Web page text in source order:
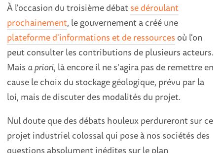
À l'occasion du troisième débatse déroulant
prochainement, le gouvernement a créé une
plateforme d'informations et de ressources où l'on
peut consulter les contributions de plusieurs acteurs.
Mais a priori, là encore il ne s'agira pas de remettre en
cause le choix du stockage géologique, prévu par la
loi, mais de discuter des modalités du projet.
Nul doute que des débats houleux perdureront sur ce
projet industriel colossal qui pose à nos sociétés des
questions absolument inédites sur le plan